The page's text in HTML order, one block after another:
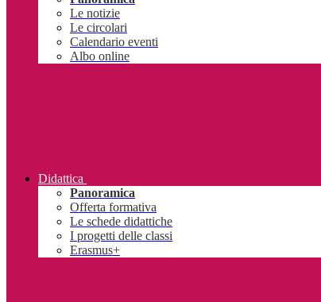
Le notizie
Le circolari
Calendario eventi
Albo online
Didattica
Panoramica
Offerta formativa
Le schede didattiche
I progetti delle classi
Erasmus+